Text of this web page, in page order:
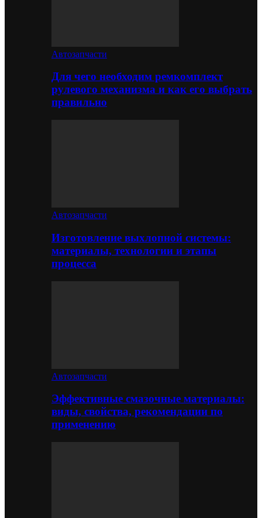
Автозапчасти
Для чего необходим ремкомплект
рулевого механизма и как его выбрать
правильно
Автозапчасти
Изготовление выхлопной системы:
материалы, технологии и этапы
процесса
Автозапчасти
Эффективные смазочные материалы:
виды, свойства, рекомендации по
применению